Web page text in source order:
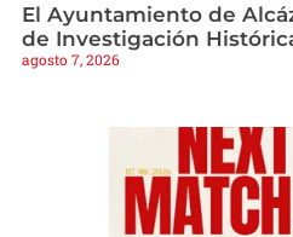
El Ayuntamiento de
de Investigación
agosto 7, 2026